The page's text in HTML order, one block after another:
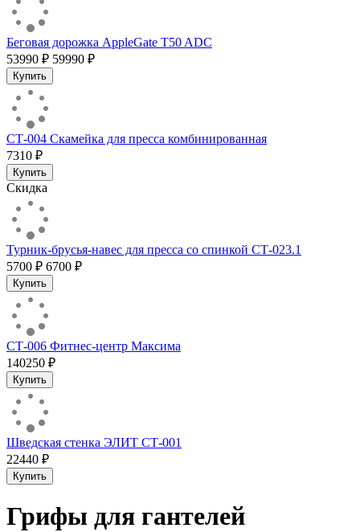
Беговая дорожка AppleGate T50 ADC
53990 ₽ 59990 ₽
Купить
СТ-004 Скамейка для пресса комбинированная
7310 ₽
Купить
Скидка
Турник-брусья-навес для пресса со спинкой СТ-023.1
5700 ₽ 6700 ₽
Купить
СТ-006 Фитнес-центр Максима
140250 ₽
Купить
Шведская стенка ЭЛИТ СТ-001
22440 ₽
Купить
Грифы для гантелей